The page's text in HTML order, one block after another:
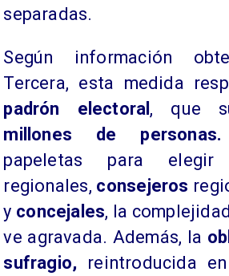
separadas.
​Según información
Tercera, esta medida
padrón electoral , que
millones de personas.
papeletas para elegir
regionales, consejeros
y concejales, la
ve agravada. Además, la
sufragio, reintroducida